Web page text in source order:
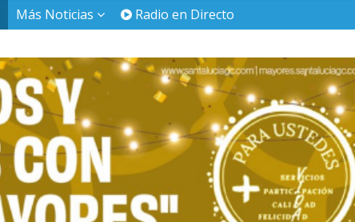
Más Noticias Radio en Directo